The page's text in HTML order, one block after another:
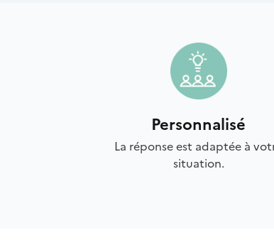
Personnalisé
La réponse est adaptée à
situation.